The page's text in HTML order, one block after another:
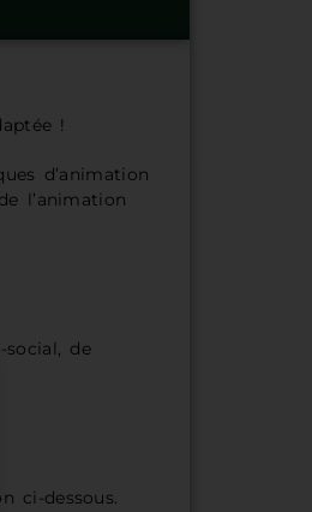
!
d’animation
l’animation
social, de
ci-dessous.